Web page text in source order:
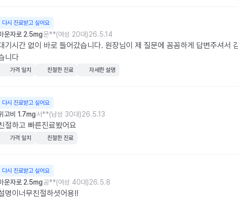
다시 진료받고 싶어요
운자로 2.5mg문**(여성 20대)26.5.14
기시간 없이 바로 들어갔습니다. 원장님이 제 질문에 꼼꼼하게 답변주셔서
니다
가격 일치 친절한 진료 자세한 설명
다시 진료받고 싶어요
고비 1.7mg서**(남성 30대)26.5.13
절하고 빠른진료봤어요
가격 일치 친절한 진료
다시 진료받고 싶어요
운자로 2.5mg공**(여성 40대)26.5.8
명이너무친절하셧어용!!